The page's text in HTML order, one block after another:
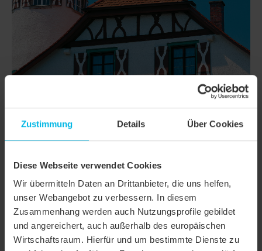
Zustimmung Details Über Cookies
Diese Webseite verwendet Cookies
Wir übermitteln Daten an Drittanbieter, die uns helfen,
unser Webangebot zu verbessern. In diesem
Zusammenhang werden auch Nutzungsprofile gebildet
und angereichert, auch außerhalb des europäischen
Wirtschaftsraum. Hierfür und um bestimmte Dienste zu
CLASSI KLASSIK TAGLIO TONDO
Famiglia di prodotto Tegola a coda di castoro KLASSIK
Gruppo prodotto Tegole